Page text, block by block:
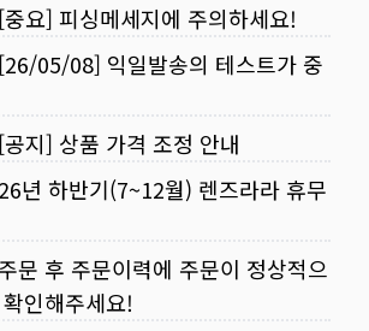
[중요] 피싱메세지에 주의하세요!
[26/05/08] 익일발송의 테스트가 중
[공지] 상품 가격 조정 안내
26년 하반기(7~12월) 렌즈라라 휴무
주문 후 주문이력에 주문이 정상적으
인해주세요!